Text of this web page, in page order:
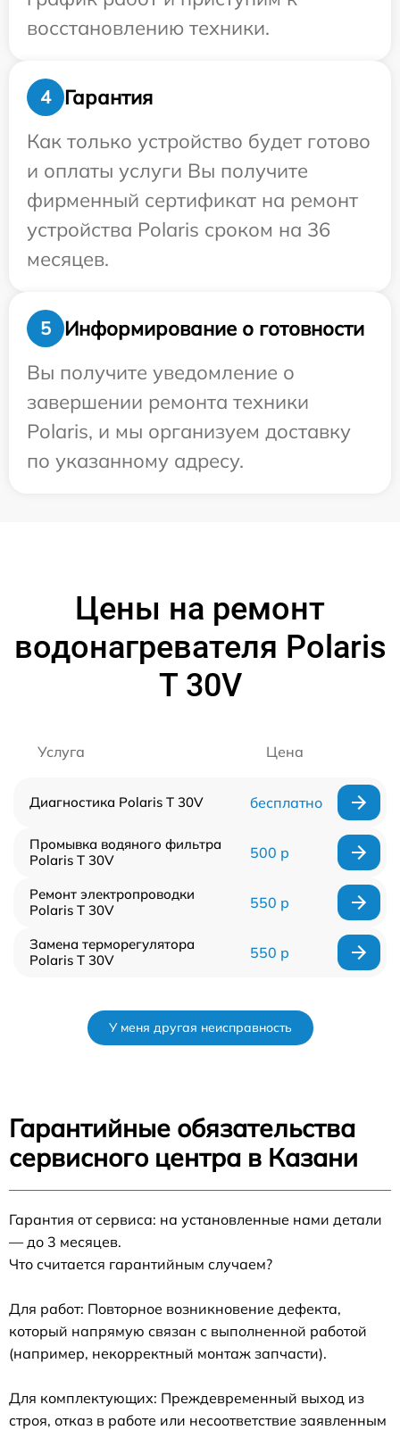
восстановлению техники.
4
Гарантия
Как только устройство будет готово
и оплаты услуги Вы получите
фирменный сертификат на ремонт
устройства Polaris сроком на 36
месяцев.
5
Информирование о готовности
Вы получите уведомление о
завершении ремонта техники
Polaris, и мы организуем доставку
по указанному адресу.
Цены на ремонт
водонагревателя Polaris
T 30V
Услуга Цена
Диагностика Polaris T 30V бесплатно
Промывка водяного фильтра
Polaris T 30V
500 р
Ремонт электропроводки
Polaris T 30V
550 р
Замена терморегулятора
Polaris T 30V
550 р
У меня другая неисправность
Гарантийные обязательства
сервисного центра в Казани
Гарантия от сервиса: на установленные нами детали
— до 3 месяцев.
Что считается гарантийным случаем?
Для работ: Повторное возникновение дефекта,
который напрямую связан с выполненной работой
(например, некорректный монтаж запчасти).
Для комплектующих: Преждевременный выход из
строя, отказ в работе или несоответствие заявленным